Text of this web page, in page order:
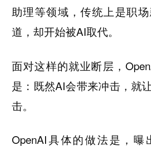
助理等领域，传统上是职
道，却开始被AI取代。
面对这样的就业断层，
是：既然AI会带来冲击，就
击。
OpenAI具体的做法是，曝